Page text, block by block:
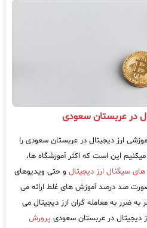
در عربستان سعودی
ارز دیجیتال در عربستان سعودی را
این است که اکثر آموزشگاه ها،
های سیگنال ارز دیجیتال و حتی ویدیوهای
صد درصد آموزش های غلط ارائه می
ضرر به معامله گران ارز دیجیتال می
دیجیتال در عربستان سعودی پرورش